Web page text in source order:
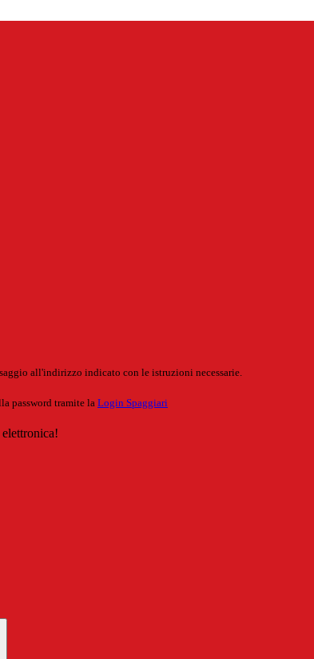
all'indirizzo indicato con le istruzioni necessarie.
password tramite la Login Spaggiari